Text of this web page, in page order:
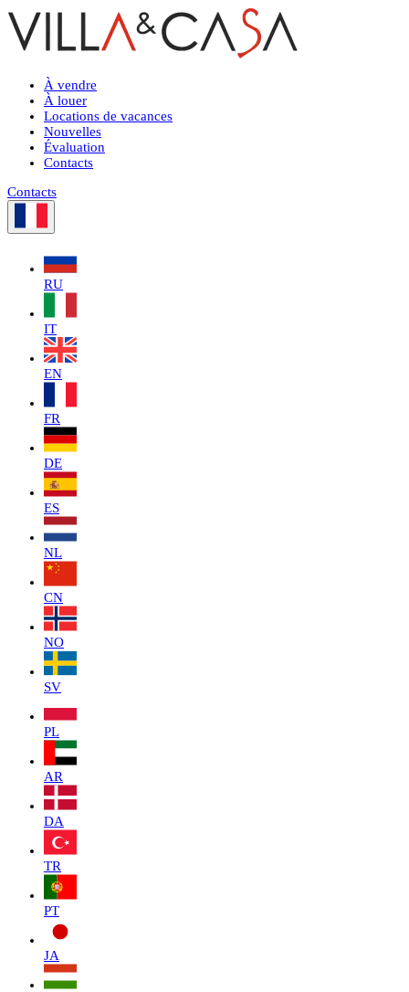
À vendre
À louer
Locations de vacances
Nouvelles
Évaluation
Contacts
Contacts
RU
IT
EN
FR
DE
ES
NL
CN
NO
SV
PL
AR
DA
TR
PT
JA